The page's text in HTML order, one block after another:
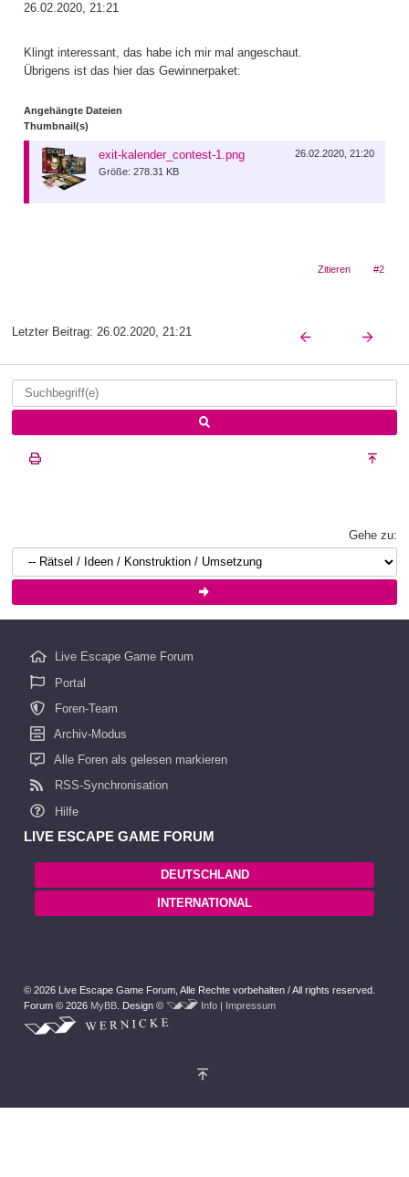
26.02.2020, 21:21
Klingt interessant, das habe ich mir mal angeschaut.
Übrigens ist das hier das Gewinnerpaket:
Angehängte Dateien
Thumbnail(s)
26.02.2020, 21:20
exit-kalender_contest-1.png
Größe: 278.31 KB
Zitieren #2
Letzter Beitrag: 26.02.2020, 21:21
Gehe zu:
Live Escape Game Forum
Portal
Foren-Team
Archiv-Modus
Alle Foren als gelesen markieren
RSS-Synchronisation
Hilfe
LIVE ESCAPE GAME FORUM
DEUTSCHLAND
INTERNATIONAL
© 2026 Live Escape Game Forum, Alle Rechte vorbehalten / All rights reserved.
Forum © 2026 MyBB. Design © Info | Impressum